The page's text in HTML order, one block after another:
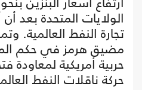
الولايات المتحدة بعد
تجارة النفط العالمية.
مضيق هرمز في حكم
حربية أمريكية لمعاودة
حركة ناقلات النفط